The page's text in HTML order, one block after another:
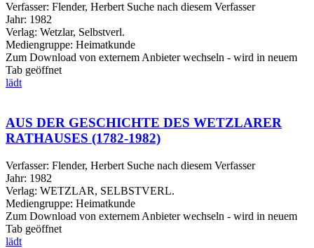
Verfasser: Flender, Herbert Suche nach diesem Verfasser
Jahr: 1982
Verlag: Wetzlar, Selbstverl.
Mediengruppe: Heimatkunde
Zum Download von externem Anbieter wechseln - wird in neuem
Tab geöffnet
lädt
AUS DER GESCHICHTE DES WETZLARER
RATHAUSES (1782-1982)
Verfasser: Flender, Herbert Suche nach diesem Verfasser
Jahr: 1982
Verlag: WETZLAR, SELBSTVERL.
Mediengruppe: Heimatkunde
Zum Download von externem Anbieter wechseln - wird in neuem
Tab geöffnet
lädt